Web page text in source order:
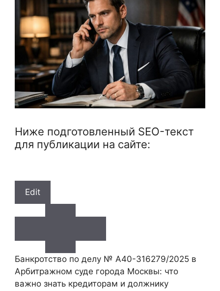
Ниже подготовленный SEO-текст
для публикации на сайте:
Edit
Банкротство по делу № А40-316279/2025 в
Арбитражном суде города Москвы: что
важно знать кредиторам и должнику